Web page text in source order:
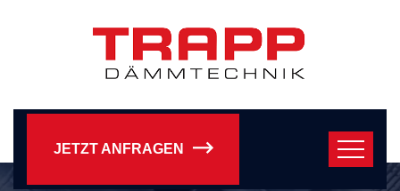
JETZT ANFRAGEN